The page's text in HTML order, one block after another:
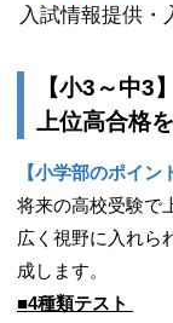
入試情報提供・
【小3～中3
上位高合格
【小学部のポイン
将来の高校受験で
広く視野に入れら
成します。
■4種類テスト